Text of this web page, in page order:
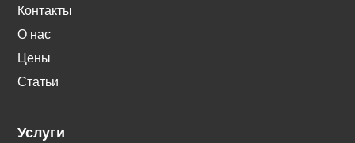
Контакты
О нас
Цены
Статьи
Услуги